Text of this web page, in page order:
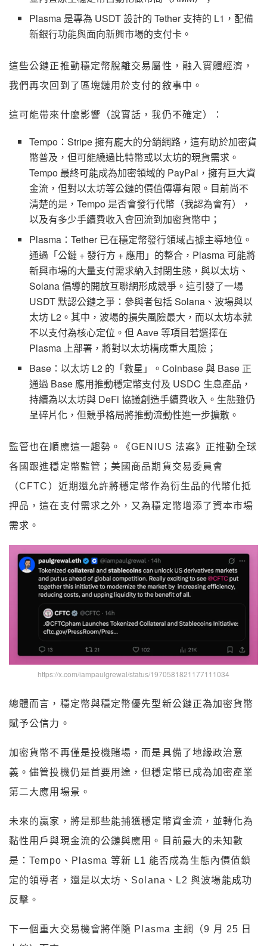
Plasma 是專為 USDT 設計的 Tether 支持的 L1，配備
新銀行功能與面向新興市場的支付卡。
這些公鏈正推動穩定幣脫離交易屬性，融入實體經濟，
我們再次回到了區塊鏈用於支付的敘事中。
這可能帶來什麼影響（說實話，我仍不確定）：
Tempo：Stripe 擁有龐大的分銷網路，這有助於加密貨
幣普及，但可能繞過比特幣或以太坊的現貨需求。
Tempo 最終可能成為加密領域的 PayPal，擁有巨大資
金流，但對以太坊等公鏈的價值傳導有限。目前尚不
清楚的是，Tempo 是否會發行代幣（我認為會有），
以及有多少手續費收入會回流到加密貨幣中；
Plasma：Tether 已在穩定幣發行領域占據主導地位。
通過「公鏈 + 發行方 + 應用」的整合，Plasma 可能將
新興市場的大量支付需求納入封閉生態，與以太坊、
Solana 倡導的開放互聯網形成競爭。這引發了一場
USDT 默認公鏈之爭：參與者包括 Solana、波場與以
太坊 L2。其中，波場的損失風險最大，而以太坊本就
不以支付為核心定位。但 Aave 等項目若選擇在
Plasma 上部署，將對以太坊構成重大風險；
Base：以太坊 L2 的「救星」。Coinbase 與 Base 正
通過 Base 應用推動穩定幣支付及 USDC 生息產品，
持續為以太坊與 DeFi 協議創造手續費收入。生態雖仍
呈碎片化，但競爭格局將推動流動性進一步擴散。
監管也在順應這一趨勢。《GENIUS 法案》正推動全球
各國跟進穩定幣監管；美國商品期貨交易委員會
（CFTC）近期還允許將穩定幣作為衍生品的代幣化抵
押品，這在支付需求之外，又為穩定幣增添了資本市場
需求。
https://x.com/iampaulgrewal/status/1970581821177111034
總體而言，穩定幣與穩定幣優先型新公鏈正為加密貨幣
賦予公信力。
加密貨幣不再僅是投機賭場，而是具備了地緣政治意
義。儘管投機仍是首要用途，但穩定幣已成為加密產業
第二大應用場景。
未來的贏家，將是那些能捕獲穩定幣資金流，並轉化為
黏性用戶與現金流的公鏈與應用。目前最大的未知數
是：Tempo、Plasma 等新 L1 能否成為生態內價值鎖
定的領導者，還是以太坊、Solana、L2 與波場能成功
反擊。
下一個重大交易機會將伴隨 Plasma 主網（9 月 25 日